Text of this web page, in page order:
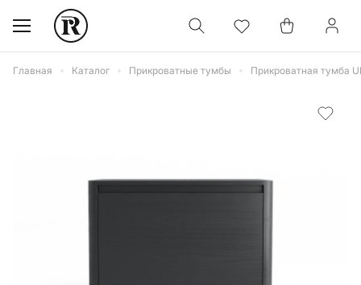
Главная Каталог Прикроватные тумбы Прикроватная тумба